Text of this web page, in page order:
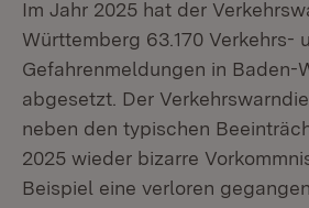
Im Jahr 2025 hat der
Württemberg 63.170 Verkehrs-
Gefahrenmeldungen in Baden-
abgesetzt. Der
neben den typischen
2025 wieder bizarre
Beispiel eine verloren